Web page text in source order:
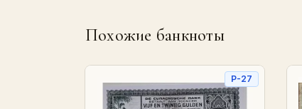
Похожие банкноты
P-27